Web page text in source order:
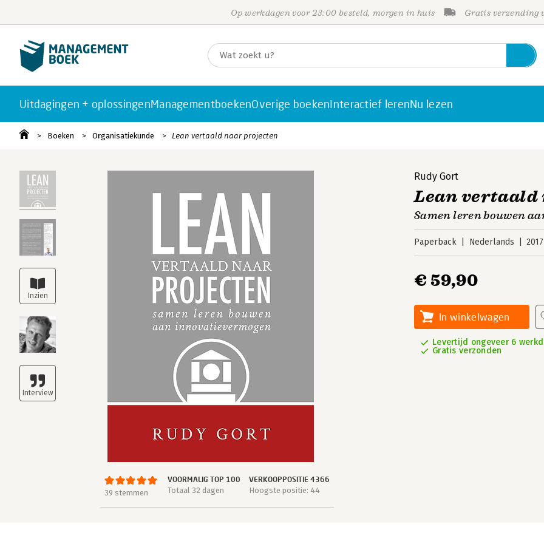
Op werkdagen voor 23:00 besteld, morgen in huis Gratis verzending
Uitdagingen + oplossingenManagementboekenOverige boekenInteractief lerenNu lezen
Boeken Organisatiekunde Lean vertaald naar projecten
39 stemmen
VOORMALIG TOP 100
Totaal 32 dagen
VERKOOPPOSITIE 4366
Hoogste positie: 44
Rudy Gort
Lean
Samen leren bouwen
Paperback Nederlands 2017
€ 59,90
In winkelwagen
Levertijd ongeveer 6
Gratis verzonden